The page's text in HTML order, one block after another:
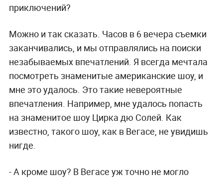
приключений?
Можно и так сказать. Часов в 6 вечера съемки
заканчивались, и мы отправлялись на поиски
незабываемых впечатлений. Я всегда мечтала
посмотреть знаменитые американские шоу, и
мне это удалось. Это такие невероятные
впечатления. Например, мне удалось попасть
на знаменитое шоу Цирка дю Солей. Как
известно, такого шоу, как в Вегасе, не увидишь
нигде.
- А кроме шоу? В Вегасе уж точно не могло